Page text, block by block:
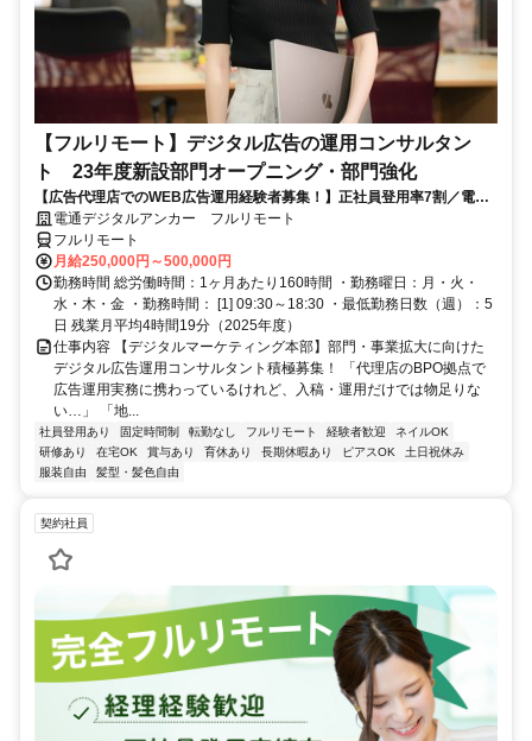
【フルリモート】デジタル広告の運用コンサルタン
ト 23年度新設部門オープニング・部門強化
【広告代理店でのWEB広告運用経験者募集！】正社員登用率7割／電通
G／全国×完全在宅／年休126日・土日祝休み／残業月平均4時間19分
電通デジタルアンカー フルリモート
フルリモート
月給250,000円～500,000円
勤務時間 総労働時間：1ヶ月あたり160時間 ・勤務曜日：月・火・
水・木・金 ・勤務時間： [1] 09:30～18:30 ・最低勤務日数（週）：5
日 残業月平均4時間19分（2025年度）
仕事内容 【デジタルマーケティング本部】部門・事業拡大に向けた
デジタル広告運用コンサルタント積極募集！ 「代理店のBPO拠点で
広告運用実務に携わっているけれど、入稿・運用だけでは物足りな
い…」 「地...
社員登用あり 固定時間制 転勤なし フルリモート 経験者歓迎
ネイルOK
研修あり
在宅OK 賞与あり 育休あり 長期休暇あり ピアスOK
土日祝休み
服装自由
髪型・髪色自由
契約社員